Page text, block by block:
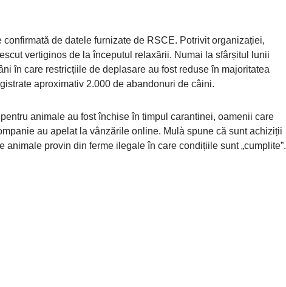
confirmată de datele furnizate de RSCE. Potrivit organizației,
vertiginos de la începutul relaxării. Numai la sfârșitul lunii
în care restricțiile de deplasare au fost reduse în majoritatea
aproximativ 2.000 de abandonuri de câini.
animale au fost închise în timpul carantinei, oamenii care
au apelat la vânzările online. Mulà spune că sunt achiziții
animale provin din ferme ilegale în care condițiile sunt „cumplite”.